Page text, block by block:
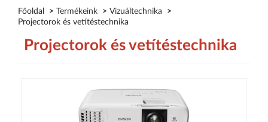
Főoldal > Termékeink > Vizuáltechnika
>
Projectorok és vetítéstechnika
Projectorok és vetítéstechnika